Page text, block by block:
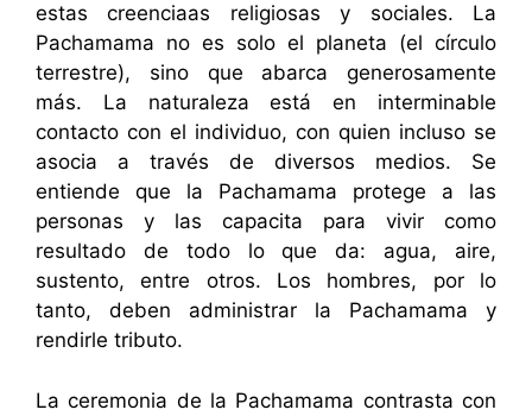
estas creenciaas religiosas y sociales. La
Pachamama no es solo el planeta (el círculo
terrestre), sino que abarca generosamente
más. La naturaleza está en interminable
contacto con el individuo, con quien incluso se
asocia a través de diversos medios. Se
entiende que la Pachamama protege a las
personas y las capacita para vivir como
resultado de todo lo que da: agua, aire,
sustento, entre otros. Los hombres, por lo
tanto, deben administrar la Pachamama y
rendirle tributo.
La ceremonia de la Pachamama contrasta con